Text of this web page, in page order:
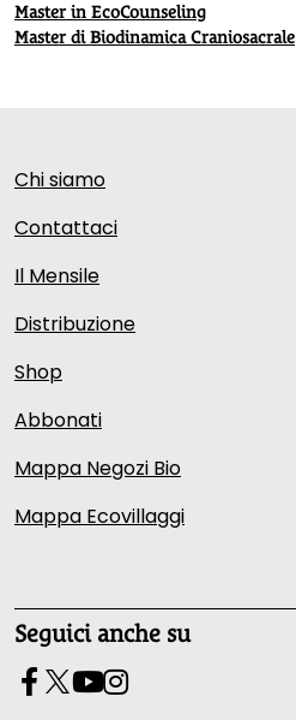
Master in EcoCounseling
Master di Biodinamica Craniosacrale
Chi siamo
Contattaci
Il Mensile
Distribuzione
Shop
Abbonati
Mappa Negozi Bio
Mappa Ecovillaggi
Seguici anche su